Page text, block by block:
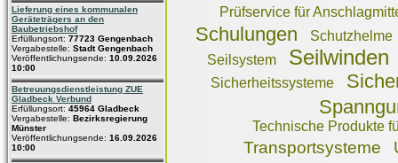
Lieferung eines kommunalen
Geräteträgers an den
Baubetriebshof
Erfüllungsort: 77723 Gengenbach
Vergabestelle: Stadt Gengenbach
Veröffentlichungsende: 10.09.2026
10:00
Betreuungsdienstleistung ZUE
Gladbeck Verbund
Erfüllungsort: 45964 Gladbeck
Vergabestelle: Bezirksregierung
Münster
Veröffentlichungsende: 16.09.2026
10:00
Prüfservice für
Schulungen
Schutzhelme
Seilsystem
Seilwinden
Sicherheitssysteme
Technische Produkte
Transportsysteme